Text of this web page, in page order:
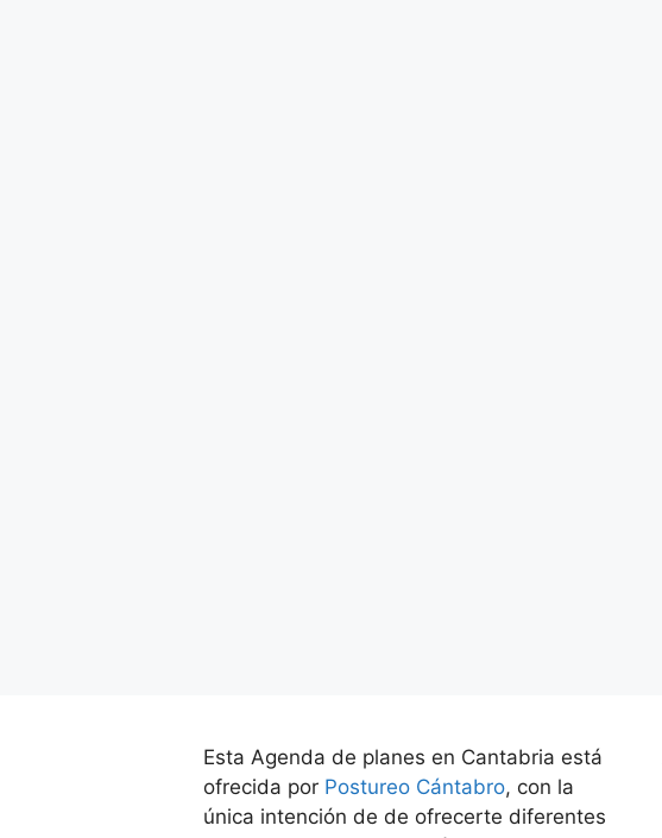
Esta Agenda de planes en Cantabria está
ofrecida por Postureo Cántabro, con la
única intención de de ofrecerte diferentes